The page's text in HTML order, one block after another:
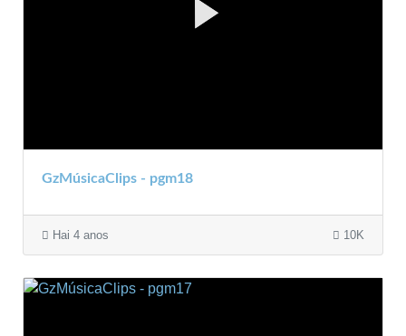
GzMúsicaClips - pgm18
Hai 4 anos 10K